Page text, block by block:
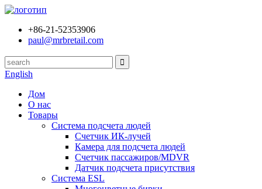
+86-21-52353906
paul@mrbretail.com
English
Дом
О нас
Товары
Система подсчета людей
Счетчик ИК-лучей
Камера для подсчета людей
Счетчик пассажиров/MDVR
Датчик подсчета присутствия
Система ESL